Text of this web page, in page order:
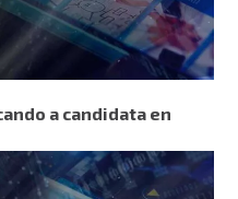
a candidata en